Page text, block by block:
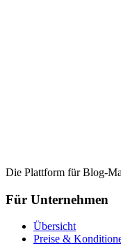
Die Plattform für Blog-
Für Unternehmen
Übersicht
Preise &